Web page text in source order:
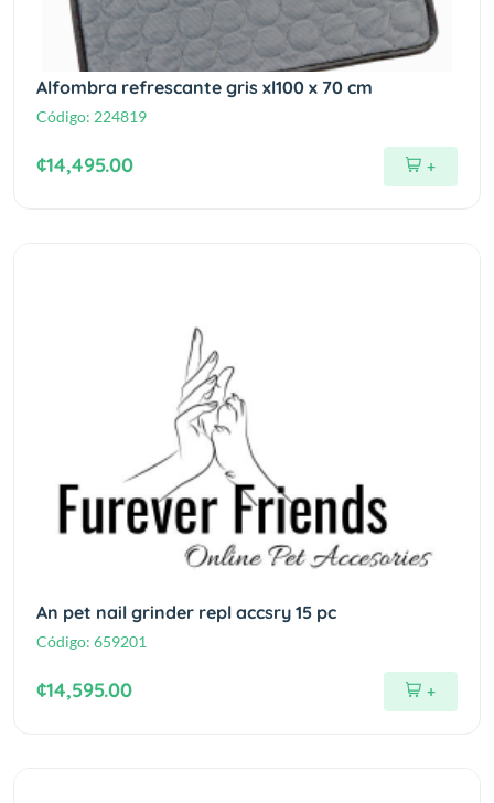
Alfombra refrescante gris xl100 x 70 cm
Código: 224819
¢14,495.00 +
An pet nail grinder repl accsry 15 pc
Código: 659201
¢14,595.00 +